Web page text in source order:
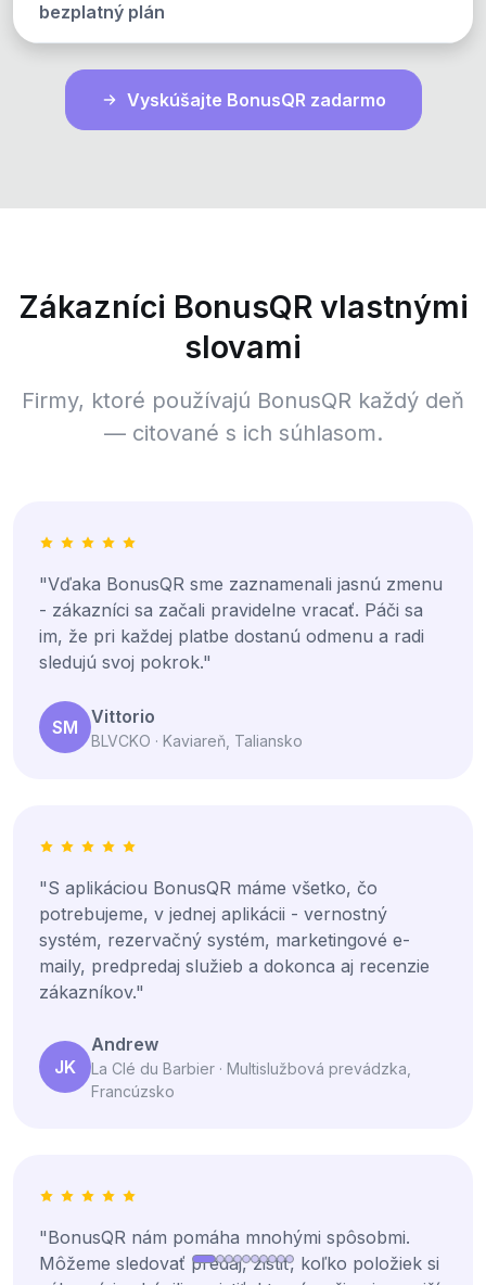
bezplatný plán
Vyskúšajte BonusQR zadarmo
Zákazníci BonusQR vlastnými
slovami
Firmy, ktoré používajú BonusQR každý deň
— citované s ich súhlasom.
"Vďaka BonusQR sme zaznamenali jasnú zmenu
- zákazníci sa začali pravidelne vracať. Páči sa
im, že pri každej platbe dostanú odmenu a radi
sledujú svoj pokrok."
SM
Vittorio
BLVCKO · Kaviareň, Taliansko
"S aplikáciou BonusQR máme všetko, čo
potrebujeme, v jednej aplikácii - vernostný
systém, rezervačný systém, marketingové e-
maily, predpredaj služieb a dokonca aj recenzie
zákazníkov."
JK
Andrew
La Clé du Barbier · Multislužbová prevádzka,
Francúzsko
"BonusQR nám pomáha mnohými spôsobmi.
Môžeme sledovať predaj, zistiť, koľko položiek si